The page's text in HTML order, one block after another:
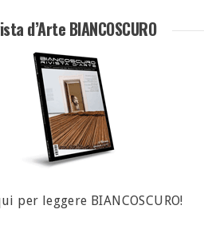
d’Arte BIANCOSCURO
per leggere BIANCOSCURO!